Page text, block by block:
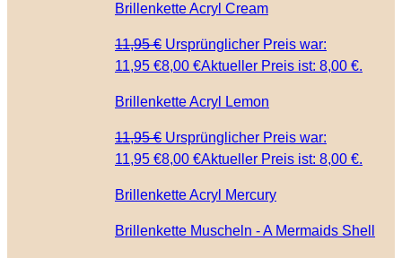
Brillenkette Acryl Cream
11,95€ Ursprünglicher Preis war:
11,95 €8,00 €Aktueller Preis ist: 8,00 €.
Brillenkette Acryl Lemon
11,95€ Ursprünglicher Preis war:
11,95 €8,00 €Aktueller Preis ist: 8,00 €.
Brillenkette Acryl Mercury
Brillenkette Muscheln - A Mermaids Shell